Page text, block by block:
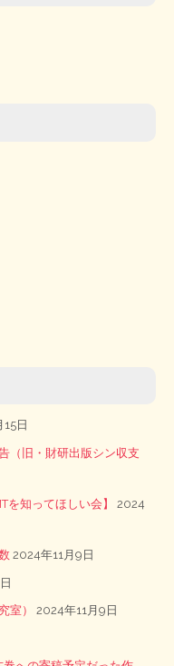
日
（旧・財研出版シン収支
知ってほしい会】
2024
2024年11月9日
室） 2024年11月9日